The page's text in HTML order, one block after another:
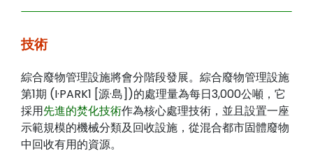
技術
綜合廢物管理設施將會分階段發展。綜合廢物管理設施
第1期 (I·PARK1 [源·島])的處理量為每日3,000公噸，它
採用先進的焚化技術作為核心處理技術，並且設置一座
示範規模的機械分類及回收設施，從混合都市固體廢物
中回收有用的資源。